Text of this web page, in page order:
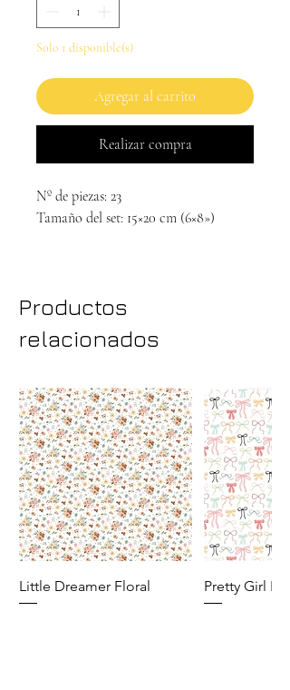
Solo 1 disponible(s)
Agregar al carrito
Realizar compra
Nº de piezas: 23
Tamaño del set: 15×20 cm (6×8»)
Productos
relacionados
Little Dreamer Floral Pretty Girl